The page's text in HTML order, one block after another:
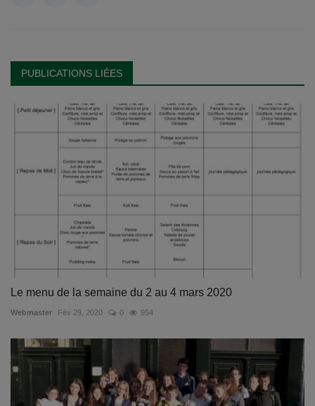
PUBLICATIONS LIÉES
Le menu de la semaine du 2 au 4 mars 2020
Webmaster Fév 29, 2020 0 954